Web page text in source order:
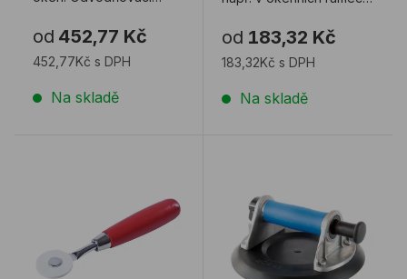
plastových oknech za
účel ...
od 452,77 Kč
452,77Kč s DPH
Na skladě
barevných pro ...
od 183,32 Kč
183,32Kč s DPH
Na skladě